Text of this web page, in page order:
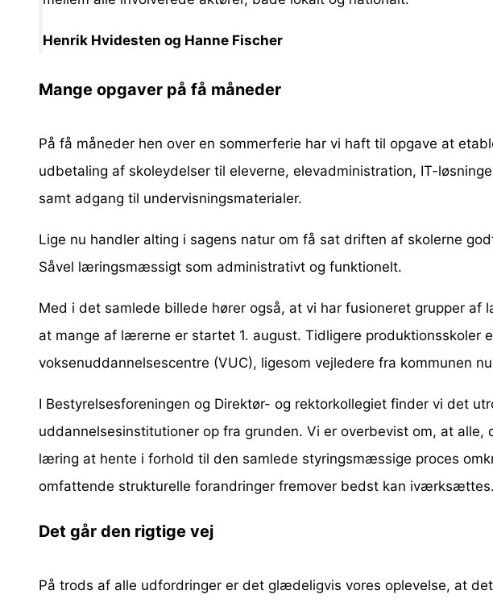
Henrik Hvidesten og Hanne Fischer
Mange opgaver på få måneder
På få måneder hen over en sommerferie har vi haft til opgave at
udbetaling af skoleydelser til eleverne, elevadministration, IT-
samt adgang til undervisningsmaterialer.
Lige nu handler alting i sagens natur om få sat driften af skolerne
Såvel læringsmæssigt som administrativt og funktionelt.
Med i det samlede billede hører også, at vi har fusioneret grupper
at mange af lærerne er startet 1. august. Tidligere
voksenuddannelsescentre (VUC), ligesom vejledere fra kommunen
I Bestyrelsesforeningen og Direktør- og rektorkollegiet finder vi det
uddannelsesinstitutioner op fra grunden. Vi er overbevist om, at
læring at hente i forhold til den samlede styringsmæssige proces
omfattende strukturelle forandringer fremover bedst kan iværksættes.
Det går den rigtige vej
På trods af alle udfordringer er det glædeligvis vores oplevelse, at